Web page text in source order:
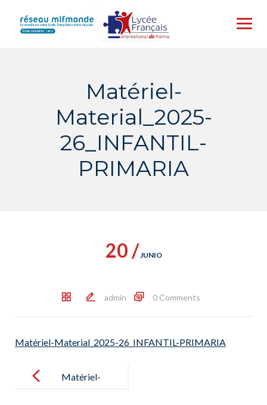
content
Matériel-
Material_2025-
26_INFANTIL-
PRIMARIA
20 /JUNIO
admin 0 Comments
Matériel-Material_2025-26_INFANTIL-PRIMARIA
navigation
Matériel-